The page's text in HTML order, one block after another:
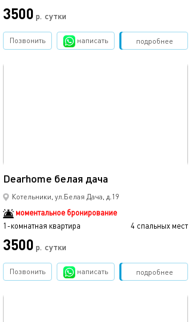
3500 р. сутки
подробнее
Позвонить написать Забронировать
Dearhome белая дача
Котельники, ул.Белая Дача, д.19
моментальное бронирование
1-комнатная квартира
4 спальных мест
3500 р. сутки
подробнее
Позвонить написать Забронировать